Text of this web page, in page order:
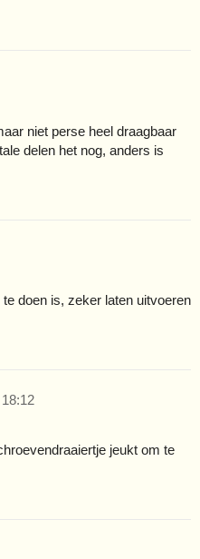
niet perse heel draagbaar
delen het nog, anders is
doen is, zeker laten uitvoeren
jeukt om te